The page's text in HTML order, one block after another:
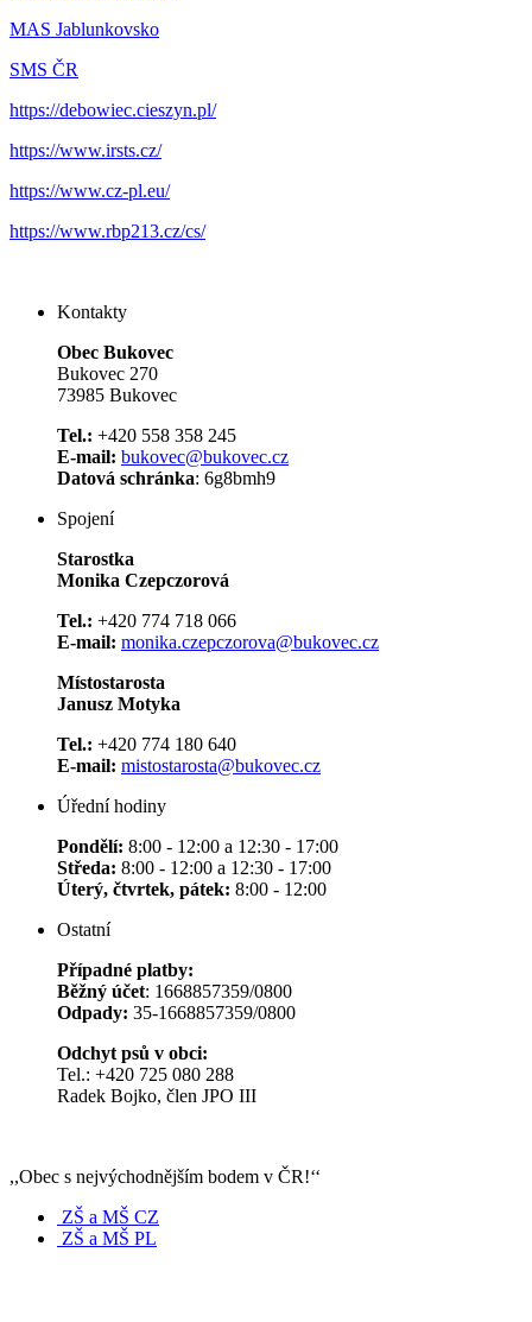
MAS Jablunkovsko
SMS ČR
https://debowiec.cieszyn.pl/
https://www.irsts.cz/
https://www.cz-pl.eu/
https://www.rbp213.cz/cs/
Kontakty
Obec Bukovec
Bukovec 270
73985 Bukovec
Tel.: +420 558 358 245
E-mail: bukovec@bukovec.cz
Datová schránka: 6g8bmh9
Spojení
Starostka
Monika Czepczorová
Tel.: +420 774 718 066
E-mail: monika.czepczorova@bukovec.cz
Místostarosta
Janusz Motyka
Tel.: +420 774 180 640
E-mail: mistostarosta@bukovec.cz
Úřední hodiny
Pondělí: 8:00 - 12:00 a 12:30 - 17:00
Středa: 8:00 - 12:00 a 12:30 - 17:00
Úterý, čtvrtek, pátek: 8:00 - 12:00
Ostatní
Případné platby:
Běžný účet: 1668857359/0800
Odpady: 35-1668857359/0800
Odchyt psů v obci:
Tel.: +420 725 080 288
Radek Bojko, člen JPO III
,,Obec s nejvýchodnějším bodem v ČR!‘‘
ZŠ a MŠ CZ
ZŠ a MŠ PL